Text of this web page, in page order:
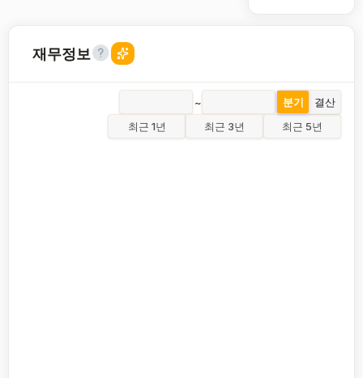
재무정보
~ 분기
결산
최근 1년
최근 3년 최근 5년